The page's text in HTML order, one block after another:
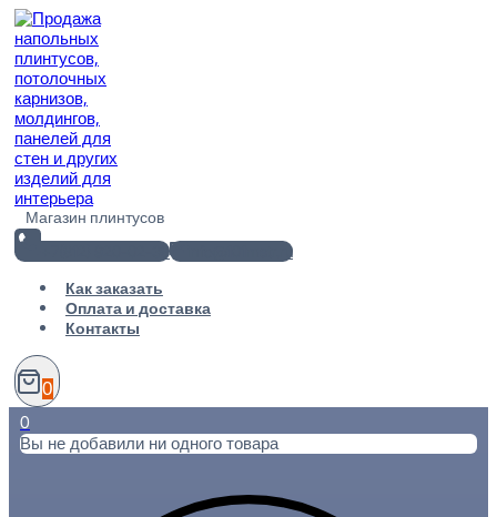
Перейти
содержимому
Магазин плинтусов
+7(812) 920-02-38
info@101metr.ru
Как заказать
Оплата и доставка
Контакты
0
0
Вы не добавили ни одного товара